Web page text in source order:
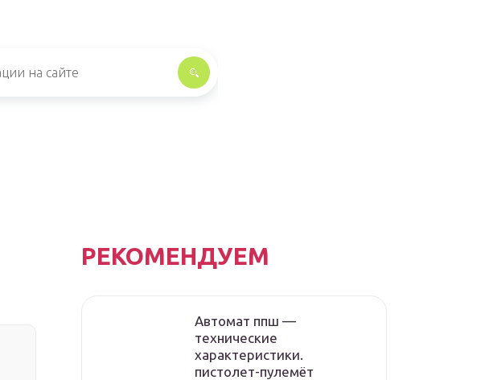
РЕКОМЕНДУЕМ
Автомат ппш —
технические
характеристики.
пистолет-пулемёт